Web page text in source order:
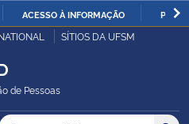
IR
ACESSO À INFORMAÇÃO
SÍTIOS DA UFSM
de Pessoas